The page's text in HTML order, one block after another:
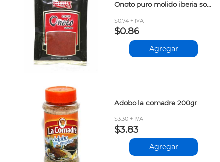
Onoto puro molido iberia sobre 25gr
$0.74 + IVA
$0.86
Agregar
Adobo la comadre 200gr
$3.30 + IVA
$3.83
Agregar